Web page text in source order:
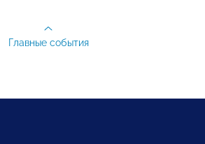
Главные события